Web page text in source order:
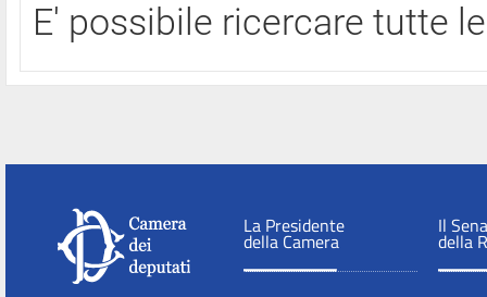
E' possibile ricercare tutte
La Presidente
della Camera
Il
della